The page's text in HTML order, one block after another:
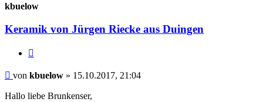
kbuelow
Keramik von Jürgen Riecke aus Duingen
Beitrag
von kbuelow » 15.10.2017, 21:04
Hallo liebe Brunkenser,